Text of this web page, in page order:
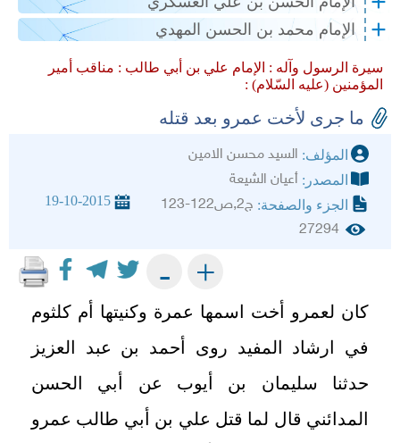
الإمام محمد بن الحسن المهدي
سيرة الرسول وآله : الإمام علي بن أبي طالب : مناقب أمير
المؤمنين (عليه السّلام) :
ما جرى لأخت عمرو بعد قتله
المؤلف: السيد محسن الامين
المصدر: أعيان الشيعة
الجزء والصفحة: ج2,ص122-123 19-10-2015
27294
+
-
كان لعمرو أخت اسمها عمرة وكنيتها أم كلثوم
في ارشاد المفيد روى أحمد بن عبد العزيز
حدثنا سليمان بن أيوب عن أبي الحسن
المدائني قال لما قتل علي بن أبي طالب عمرو